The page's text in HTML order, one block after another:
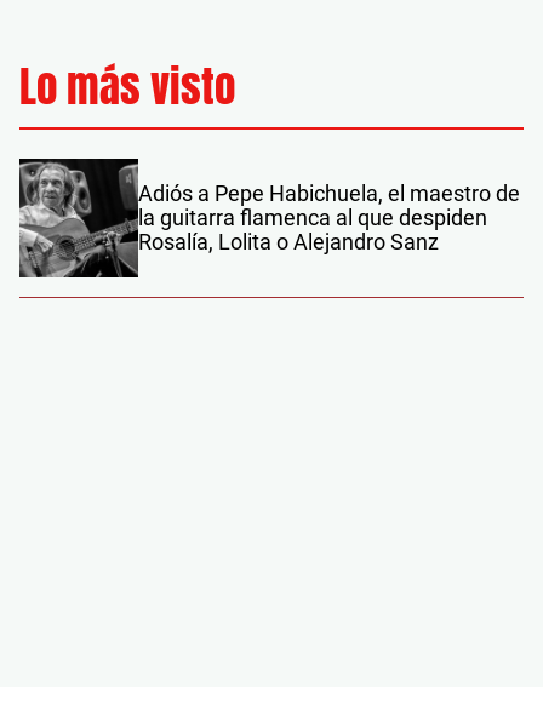
Lo más visto
Adiós a Pepe Habichuela, el maestro de
la guitarra flamenca al que despiden
Rosalía, Lolita o Alejandro Sanz